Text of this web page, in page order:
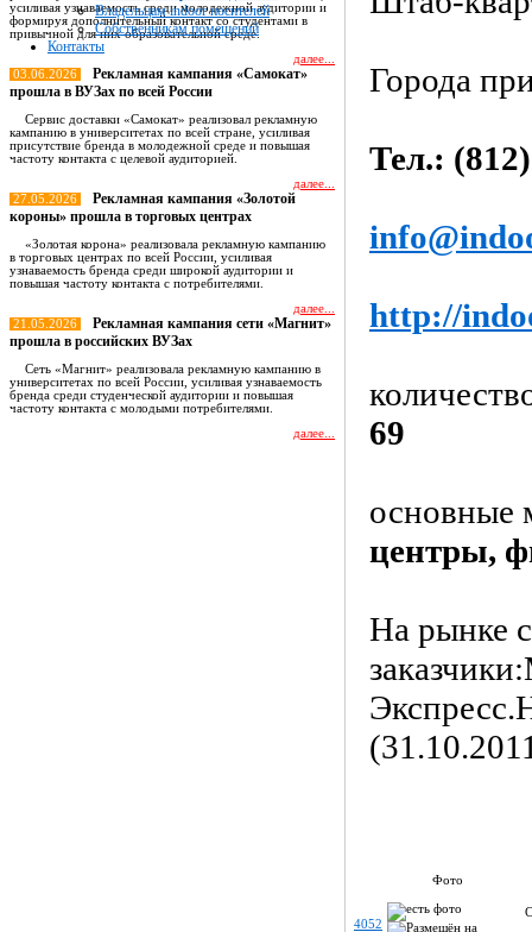
Владельцам indoor носителей
Собственникам помещений
Контакты
усиливая узнаваемость среди молодежной аудитории и
формируя дополнительный контакт со студентами в
привычной для них образовательной среде.
далее...
03.06.2026
Рекламная кампания «Самокат»
прошла в ВУЗах по всей России
Сервис доставки «Самокат» реализовал рекламную
кампанию в университетах по всей стране, усиливая
присутствие бренда в молодежной среде и повышая
частоту контакта с целевой аудиторией.
далее...
27.05.2026
Рекламная кампания «Золотой
короны» прошла в торговых центрах
«Золотая корона» реализовала рекламную кампанию
в торговых центрах по всей России, усиливая
узнаваемость бренда среди широкой аудитории и
повышая частоту контакта с потребителями.
далее...
21.05.2026
Рекламная кампания сети «Магнит»
прошла в российских ВУЗах
Сеть «Магнит» реализовала рекламную кампанию в
университетах по всей России, усиливая узнаваемость
бренда среди студенческой аудитории и повышая
частоту контакта с молодыми потребителями.
далее...
Города
Тел.:
http://
69
основные
центры,
На рынке
Фото
4052